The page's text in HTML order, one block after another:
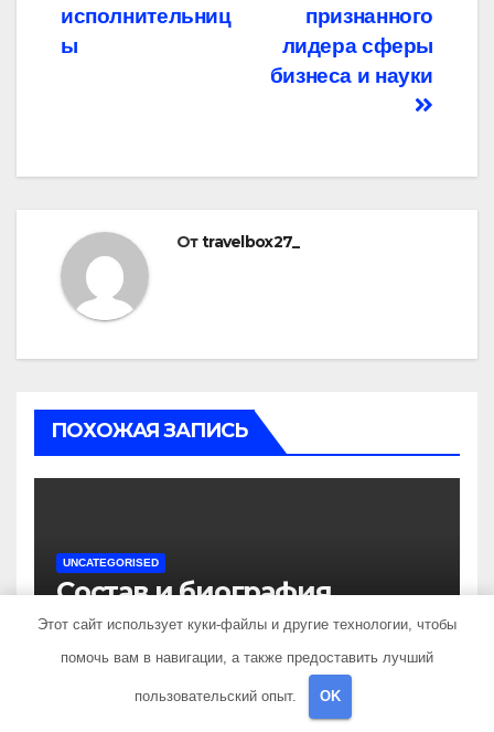
признанного
лидера сферы
бизнеса и науки
исполнительниц
ы
Отtravelbox27_
ПОХОЖАЯ ЗАПИСЬ
UNCATEGORISED
Состав и биография
российской поп-группы
«Иванушки интернешнл»
— история успеха, музыка
и судьбы участников
ДЕК 3, 2023 TRAVELBOX27_
Этот сайт использует куки-файлы и другие технологии, чтобы
помочь вам в навигации, а также предоставить лучший
пользовательский опыт. OK